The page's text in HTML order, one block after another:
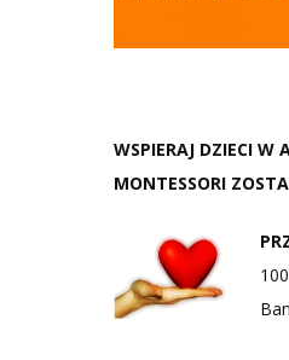
WSPIERAJ DZIECI W
MONTESSORI